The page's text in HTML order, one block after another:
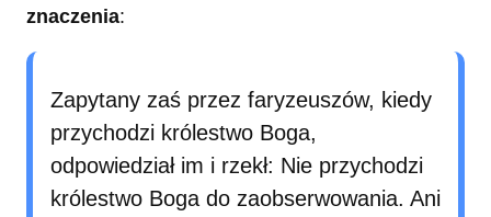
znaczenia:
Zapytany zaś przez faryzeuszów, kiedy
przychodzi królestwo Boga,
odpowiedział im i rzekł: Nie przychodzi
królestwo Boga do zaobserwowania. Ani